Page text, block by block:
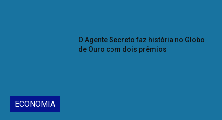
O Agente Secreto faz história no Globo
de Ouro com dois prêmios
ECONOMIA